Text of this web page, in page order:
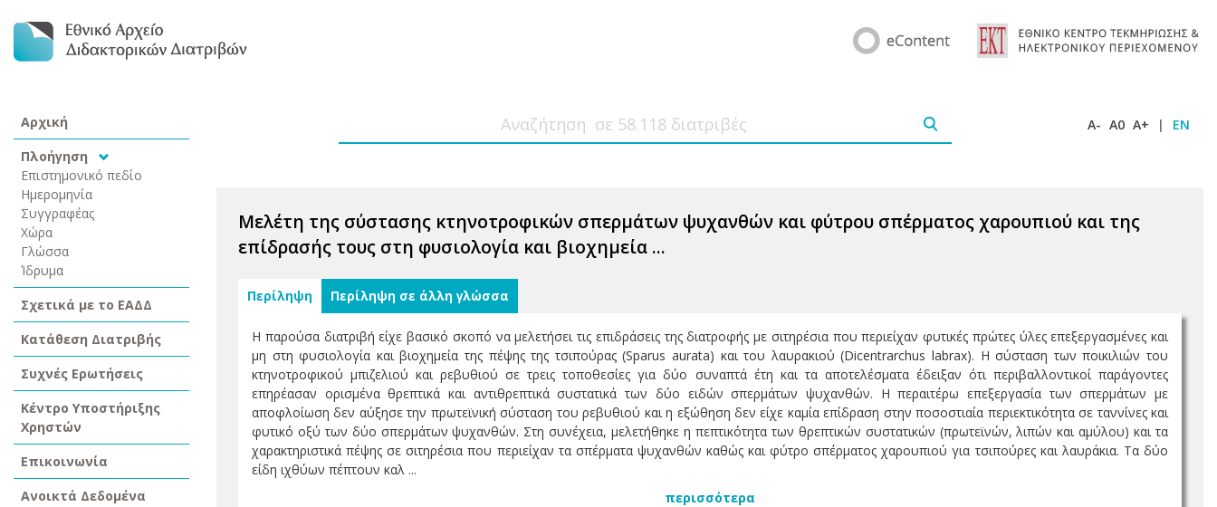
Αρχική
Πλοήγηση
Επιστημονικό πεδίο
Ημερομηνία
Συγγραφέας
Χώρα
Γλώσσα
Ίδρυμα
Σχετικά με το ΕΑΔΔ
Κατάθεση Διατριβής
Συχνές Ερωτήσεις
Κέντρο Υποστήριξης
Χρηστών
Επικοινωνία
Ανοικτά Δεδομένα
A- A0 A+ | EN
Μελέτη της σύστασης κτηνοτροφικών σπερμάτων ψυχανθών και φύτρου σπέρματος χαρουπιού και της
επίδρασής τους στη φυσιολογία και βιοχημεία ...
Περίληψη Περίληψη σε άλλη γλώσσα
Η παρούσα διατριβή είχε βασικό σκοπό να μελετήσει τις επιδράσεις της διατροφής με σιτηρέσια που περιείχαν φυτικές πρώτες ύλες επεξεργασμένες και
μη στη φυσιολογία και βιοχημεία της πέψης της τσιπούρας (Sparus aurata) και του λαυρακιού (Dicentrarchus labrax). Η σύσταση των ποικιλιών του
κτηνοτροφικού μπιζελιού και ρεβυθιού σε τρεις τοποθεσίες για δύο συναπτά έτη και τα αποτελέσματα έδειξαν ότι περιβαλλοντικοί παράγοντες
επηρέασαν ορισμένα θρεπτικά και αντιθρεπτικά συστατικά των δύο ειδών σπερμάτων ψυχανθών. Η περαιτέρω επεξεργασία των σπερμάτων με
αποφλοίωση δεν αύξησε την πρωτεϊνική σύσταση του ρεβυθιού και η εξώθηση δεν είχε καμία επίδραση στην ποσοστιαία περιεκτικότητα σε ταννίνες και
φυτικό οξύ των δύο σπερμάτων ψυχανθών. Στη συνέχεια, μελετήθηκε η πεπτικότητα των θρεπτικών συστατικών (πρωτεϊνών, λιπών και αμύλου) και τα
χαρακτηριστικά πέψης σε σιτηρέσια που περιείχαν τα σπέρματα ψυχανθών καθώς και φύτρο σπέρματος χαρουπιού για τσιπούρες και λαυράκια. Τα δύο
είδη ιχθύων πέπτουν καλ ...
περισσότερα